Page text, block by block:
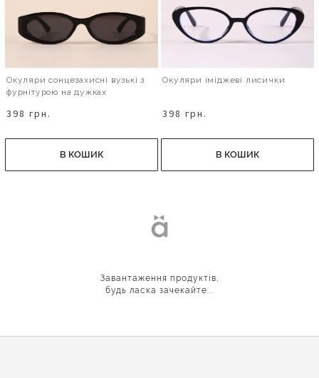
Окуляри сонцезахисні вузькі з
фурнітурою на дужках
398 грн.
В КОШИК
Окуляри іміджеві лисички
398 грн.
В КОШИК